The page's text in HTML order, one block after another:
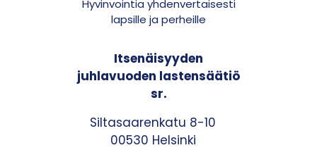
Hyvinvointia yhdenvertaisesti
lapsille ja perheille
Itsenäisyyden
juhlavuoden lastensäätiö
sr.
Siltasaarenkatu 8-10
00530 Helsinki